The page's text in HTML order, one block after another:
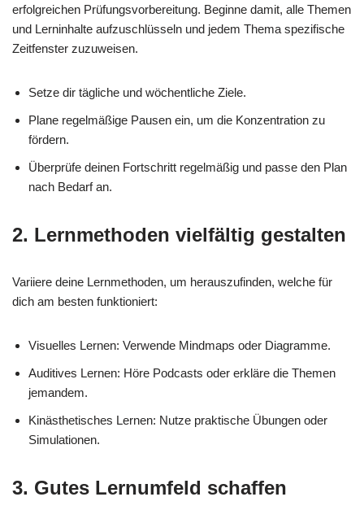
erfolgreichen Prüfungsvorbereitung. Beginne damit, alle Themen
und Lerninhalte aufzuschlüsseln und jedem Thema spezifische
Zeitfenster zuzuweisen.
Setze dir tägliche und wöchentliche Ziele.
Plane regelmäßige Pausen ein, um die Konzentration zu
fördern.
Überprüfe deinen Fortschritt regelmäßig und passe den Plan
nach Bedarf an.
2. Lernmethoden vielfältig gestalten
Variiere deine Lernmethoden, um herauszufinden, welche für
dich am besten funktioniert:
Visuelles Lernen: Verwende Mindmaps oder Diagramme.
Auditives Lernen: Höre Podcasts oder erkläre die Themen
jemandem.
Kinästhetisches Lernen: Nutze praktische Übungen oder
Simulationen.
3. Gutes Lernumfeld schaffen